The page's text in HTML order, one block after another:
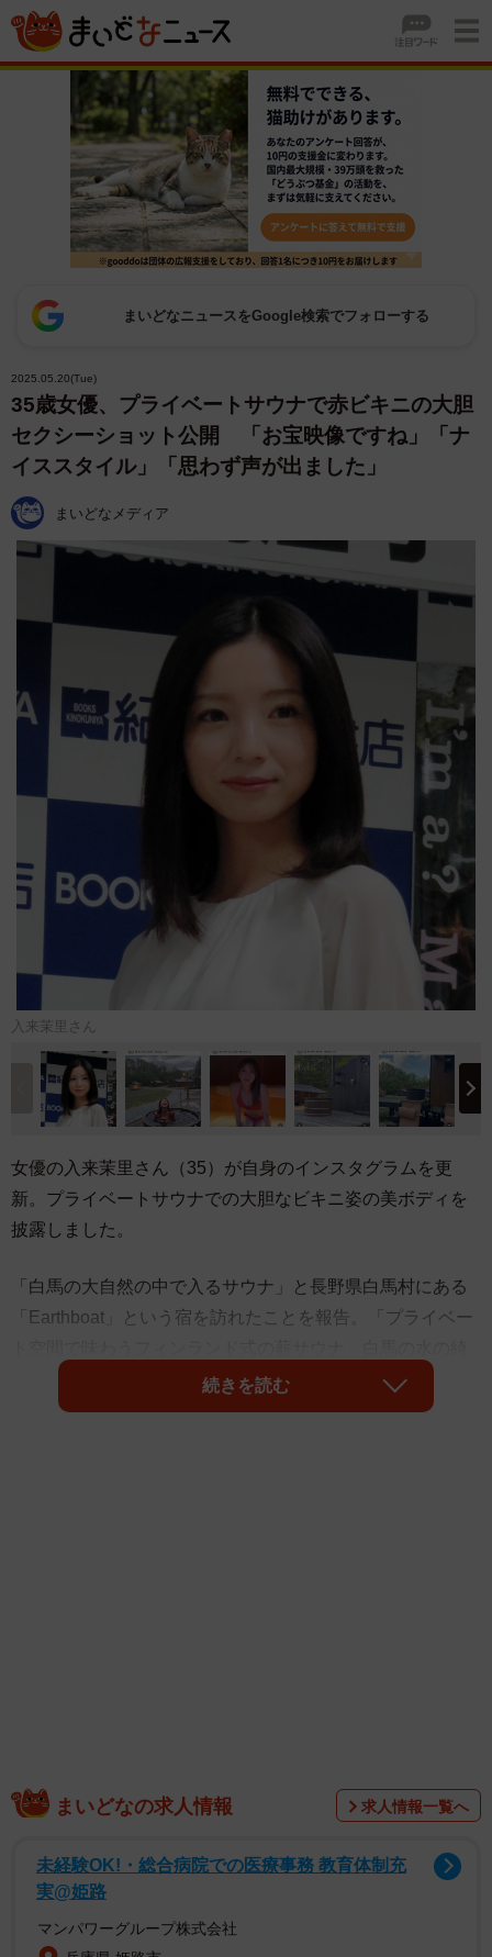
まいどなニュースをGoogle検索でフォローする
2025.05.20(Tue)
35歳女優、プライベートサウナで赤ビキニの大胆
セクシーショット公開 「お宝映像ですね」「ナ
イススタイル」「思わず声が出ました」
まいどなメディア
入来茉里さん
女優の入来茉里さん（35）が自身のインスタグラムを更
新。プライベートサウナでの大胆なビキニ姿の美ボディを
披露しました。
「白馬の大自然の中で入るサウナ」と長野県白馬村にある
「Earthboat」という宿を訪れたことを報告。「プライベー
麗さ 澄んだ空気での外気浴 ペットも宿泊可能だよ」と
大自然の中でゆったりとした時間を満喫した様子でした。
続きを読む
まいどなの求人情報 求人情報一覧へ
未経験OK!・総合病院での医療事務 教育体制充
実@姫路
マンパワーグループ株式会社